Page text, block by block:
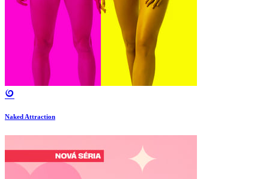
Naked Attraction